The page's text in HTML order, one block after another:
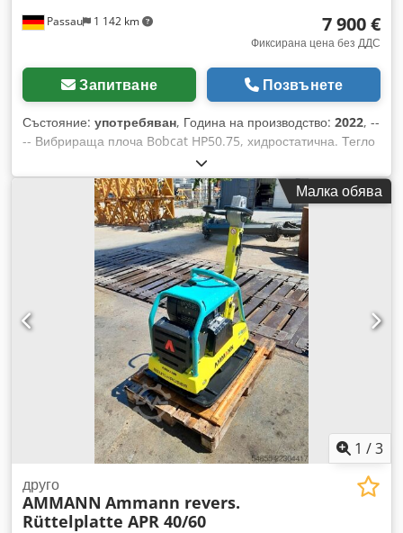
Passau 1 142 km 7 900 €
Фиксирана цена без ДДС
Запитване Позвънете
Състояние: употребяван, Година на производство: 2022, --
-- Вибрираща плоча Bobcat HP50.75, хидростатична. Тегло
на машината: 350 кг Дължина на основната плоча: 450 мм
Дължина на машината: 900 мм Дължина на машината с
дръжка: 1600 мм Височина на машината: 820 мм Височина
на дръжката (в работно положение): 1000 мм Височина на
дръжката (при транспортиране): 1500 мм Ширина на
машината: 450/600/750 мм Двигател: Hatz Supra 1D50S
Гориво: Дизел Мощност на двигателя при обороти в
минута: 7 kW при 3200 Максимална честота на вибрациите:
70 Hz Максимална центробежна сила: 50 kN Преодолима
наклоненост: 36 % Dkodpfxjzkz Tks Adxjr Амплитуда: 1,7
Малка обява
1 /3
друго
AMMANN Ammann revers.
Rüttelplatte APR 40/60